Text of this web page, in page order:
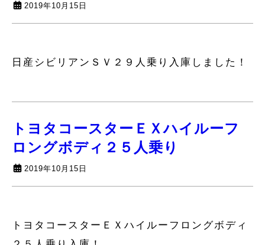
2019年10月15日
日産シビリアンＳＶ２９人乗り入庫しました！
トヨタコースターＥＸハイルーフ
ロングボディ２５人乗り
2019年10月15日
トヨタコースターＥＸハイルーフロングボディ